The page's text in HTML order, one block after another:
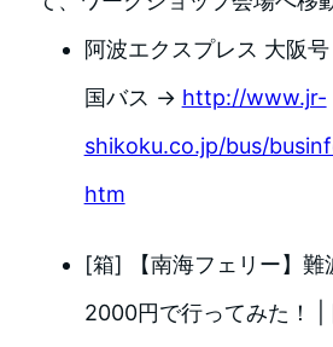
阿波エクスプレス 大阪
国バス → http://www.jr-
shikoku.co.jp/bus/
htm
[箱] 【南海フェリー】難
2000円で行ってみた！ |